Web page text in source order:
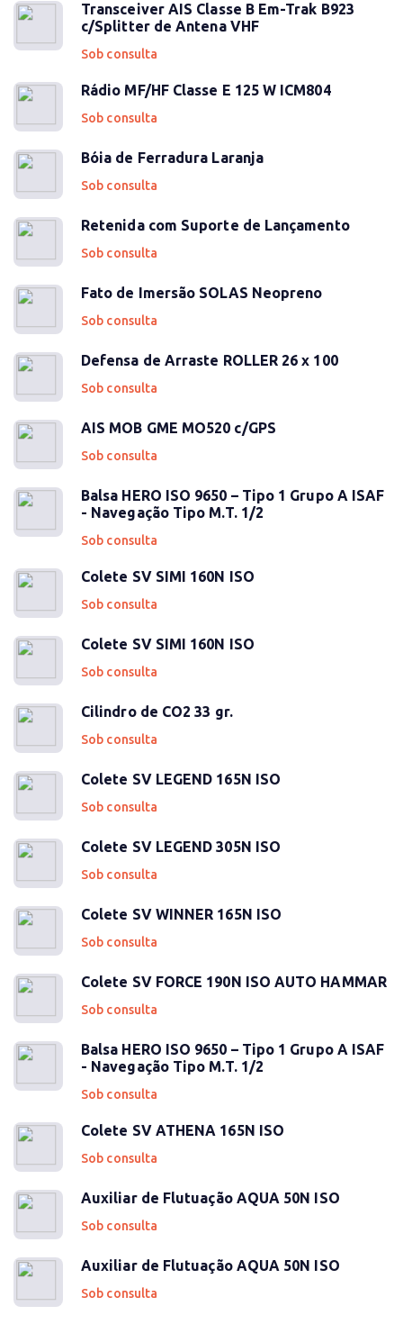
Transceiver AIS Classe B Em-Trak B923
c/Splitter de Antena VHF
Sob consulta
Rádio MF/HF Classe E 125 W ICM804
Sob consulta
Bóia de Ferradura Laranja
Sob consulta
Retenida com Suporte de Lançamento
Sob consulta
Fato de Imersão SOLAS Neopreno
Sob consulta
Defensa de Arraste ROLLER 26 x 100
Sob consulta
AIS MOB GME MO520 c/GPS
Sob consulta
Balsa HERO ISO 9650 – Tipo 1 Grupo A ISAF
- Navegação Tipo M.T. 1/2
Sob consulta
Colete SV SIMI 160N ISO
Sob consulta
Colete SV SIMI 160N ISO
Sob consulta
Cilindro de CO2 33 gr.
Sob consulta
Colete SV LEGEND 165N ISO
Sob consulta
Colete SV LEGEND 305N ISO
Sob consulta
Colete SV WINNER 165N ISO
Sob consulta
Colete SV FORCE 190N ISO AUTO HAMMAR
Sob consulta
Balsa HERO ISO 9650 – Tipo 1 Grupo A ISAF
- Navegação Tipo M.T. 1/2
Sob consulta
Colete SV ATHENA 165N ISO
Sob consulta
Auxiliar de Flutuação AQUA 50N ISO
Sob consulta
Auxiliar de Flutuação AQUA 50N ISO
Sob consulta